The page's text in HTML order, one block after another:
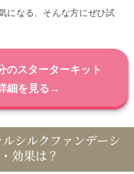
になる、そんな方にぜひ試
のスターターキット
細を見る→
シルクファンデーシ
効果は？